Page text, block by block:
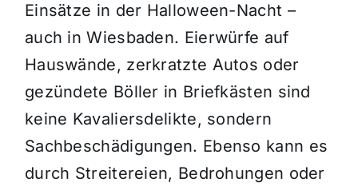
Einsätze in der Halloween-Nacht –
auch in Wiesbaden. Eierwürfe auf
Hauswände, zerkratzte Autos oder
gezündete Böller in Briefkästen sind
keine Kavaliersdelikte, sondern
Sachbeschädigungen. Ebenso kann es
durch Streitereien, Bedrohungen oder